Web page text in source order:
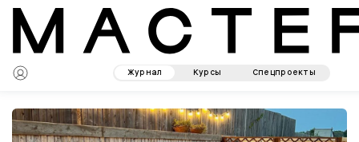
Журнал Курсы Спецпроекты